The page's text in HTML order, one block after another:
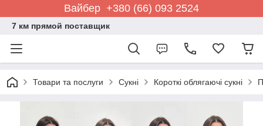
Вайбер +380 (66) 093 2524
7 км прямой поставщик
Товари та послуги Сукні Короткі облягаючі сукні